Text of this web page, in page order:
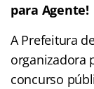
para Agente!
A Prefeitura
organizadora
concurso